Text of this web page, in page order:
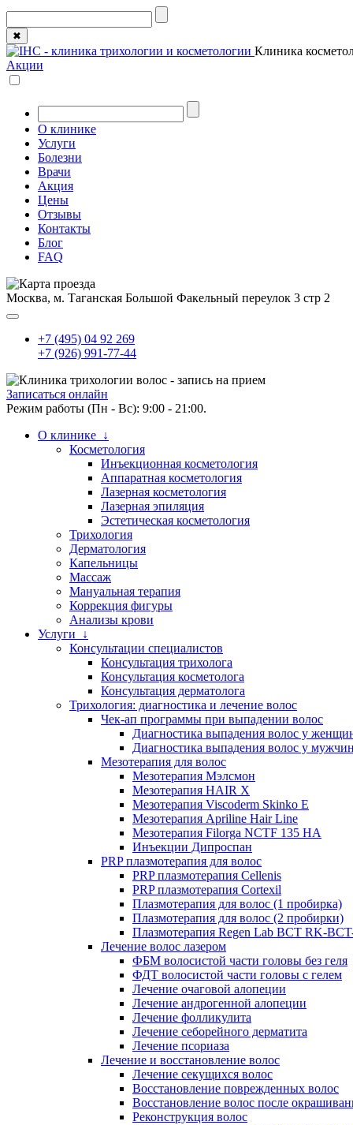
✖
Клиника
Акции
О клинике
Услуги
Болезни
Врачи
Акция
Цены
Отзывы
Контакты
Блог
FAQ
Москва, м. Таганская Большой Факельный переулок 3 стр 2
+7 (495) 04 92 269
+7 (926) 991-77-44
Записаться онлайн
Режим работы (Пн - Вс): 9:00 - 21:00.
О клинике ↓
Косметология
Инъекционная косметология
Аппаратная косметология
Лазерная косметология
Лазерная эпиляция
Эстетическая косметология
Трихология
Дерматология
Капельницы
Массаж
Мануальная терапия
Коррекция фигуры
Анализы крови
Услуги ↓
Консультации специалистов
Консультация трихолога
Консультация косметолога
Консультация дерматолога
Трихология: диагностика и лечение волос
Чек-ап программы при выпадении волос
Диагностика выпадения волос у
Диагностика выпадения волос у
Мезотерапия для волос
Мезотерапия Мэлсмон
Мезотерапия HAIR X
Мезотерапия Viscoderm Skinko E
Мезотерапия Apriline Hair Line
Мезотерапия Filorga NCTF 135 HA
Инъекции Дипроспан
PRP плазмотерапия для волос
PRP плазмотерапия Cellenis
PRP плазмотерапия Cortexil
Плазмотерапия для волос (1 пробирка)
Плазмотерапия для волос (2 пробирки)
Плазмотерапия Regen Lab BCT RK-
Лечение волос лазером
ФБМ волосистой части головы без геля
ФДТ волосистой части головы с гелем
Лечение очаговой алопеции
Лечение андрогенной алопеции
Лечение фолликулита
Лечение себорейного дерматита
Лечение псориаза
Лечение и восстановление волос
Лечение секущихся волос
Восстановление поврежденных волос
Восстановление волос после
Реконструкция волос